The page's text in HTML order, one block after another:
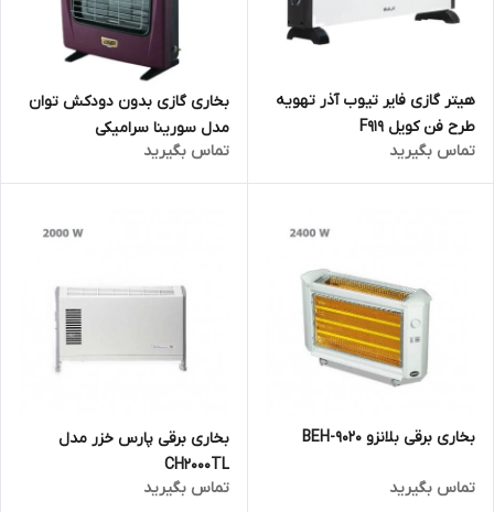
هیتر گازی فایر تیوب آذر تهویه
طرح فن کویل F919
تماس بگیرید
بخاری گازی بدون دودکش توان
مدل سورینا سرامیکی
تماس بگیرید
بخاری برقی بلانزو BEH-9020
تماس بگیرید
بخاری برقی پارس خزر مدل
CH2000TL
تماس بگیرید